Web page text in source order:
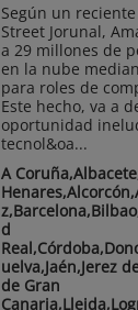
Según un
Street Jorunal,
a 29 millones de
en la nube
para roles de
Este hecho, va a
oportunidad
tecnol&oa...
A
d
uelva,Jaén,Jerez
de Gran